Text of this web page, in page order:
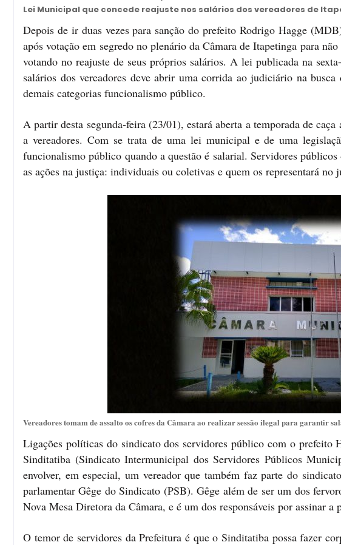
Lei Municipal que concede reajuste nos salários dos vereadores de
Depois de ir duas vezes para sanção do prefeito Rodrigo Hagge
após votação em segredo no plenário da Câmara de Itapetinga para
votando no reajuste de seus próprios salários. A lei publicada na
salários dos vereadores deve abrir uma corrida ao judiciário na
demais categorias funcionalismo público.
A partir desta segunda-feira (23/01), estará aberta a temporada de
a vereadores. Com se trata de uma lei municipal e de uma
funcionalismo público quando a questão é salarial. Servidores
as ações na justiça: individuais ou coletivas e quem os representará no
Vereadores tomam de assalto os cofres da Câmara ao realizar sessão ilegal para garantir
Ligações políticas do sindicato dos servidores público com o prefeito
Sinditatiba (Sindicato Intermunicipal dos Servidores Públicos
envolver, em especial, um vereador que também faz parte do
parlamentar Gêge do Sindicato (PSB). Gêge além de ser um dos
Nova Mesa Diretora da Câmara, e é um dos responsáveis por assinar
O temor de servidores da Prefeitura é que o Sinditatiba possa fazer